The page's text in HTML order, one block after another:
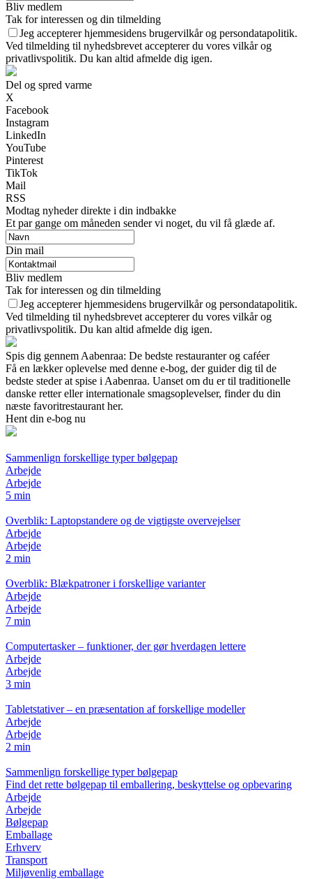
Bliv medlem
Tak for interessen og din tilmelding
Jeg accepterer hjemmesidens brugervilkår og persondatapolitik.
Ved tilmelding til nyhedsbrevet accepterer du vores vilkår og
privatlivspolitik. Du kan altid afmelde dig igen.
Del og spred varme
X
Facebook
Instagram
LinkedIn
YouTube
Pinterest
TikTok
Mail
RSS
Modtag nyheder direkte i din indbakke
Et par gange om måneden sender vi noget, du vil få glæde af.
Din mail
Bliv medlem
Tak for interessen og din tilmelding
Jeg accepterer hjemmesidens brugervilkår og persondatapolitik.
Ved tilmelding til nyhedsbrevet accepterer du vores vilkår og
privatlivspolitik. Du kan altid afmelde dig igen.
Spis dig gennem Aabenraa: De bedste restauranter og caféer
Få en lækker oplevelse med denne e-bog, der guider dig til de
bedste steder at spise i Aabenraa. Uanset om du er til traditionelle
danske retter eller internationale smagsoplevelser, finder du din
næste favoritrestaurant her.
Hent din e-bog nu
Sammenlign forskellige typer bølgepap
Arbejde
Arbejde
5 min
Overblik: Laptopstandere og de vigtigste overvejelser
Arbejde
Arbejde
2 min
Overblik: Blækpatroner i forskellige varianter
Arbejde
Arbejde
7 min
Computertasker – funktioner, der gør hverdagen lettere
Arbejde
Arbejde
3 min
Tabletstativer – en præsentation af forskellige modeller
Arbejde
Arbejde
2 min
Sammenlign forskellige typer bølgepap
Find det rette bølgepap til emballering, beskyttelse og opbevaring
Arbejde
Arbejde
Bølgepap
Emballage
Erhverv
Transport
Miljøvenlig emballage